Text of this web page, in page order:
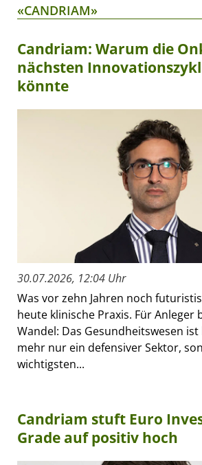
«CANDRIAM»
Candriam: Warum die
nächsten
könnte
30.07.2026, 12:04 Uhr
Was vor zehn Jahren noch
heute klinische Praxis. Für Anleger
Wandel: Das Gesundheitswesen
mehr nur ein defensiver Sektor,
wichtigsten...
Candriam stuft Euro
Grade auf positiv hoch